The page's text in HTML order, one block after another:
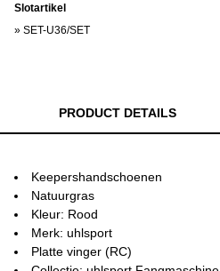
Slotartikel
» SET-U36/SET
PRODUCT DETAILS
Keepershandschoenen
Natuurgras
Kleur: Rood
Merk: uhlsport
Platte vinger (RC)